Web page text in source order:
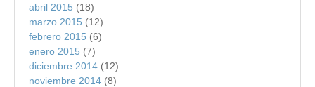
abril 2015 (18)
marzo 2015 (12)
febrero 2015 (6)
enero 2015 (7)
diciembre 2014 (12)
noviembre 2014 (8)